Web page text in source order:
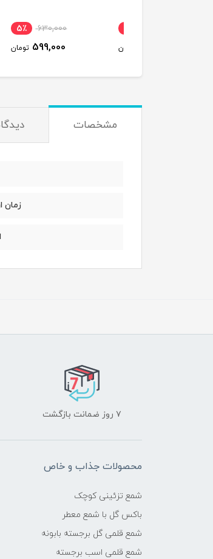
630,000 5٪
599,000 تومان
مشخصات
زمان
۷ روز ضمانت بازگشت
محصولات جذاب و خاص
شمع تزئینی کوچک
باکس گل با شمع معطر
شمع قلمی گل برجسته بابونه
شمع قلمی اسب برجسته